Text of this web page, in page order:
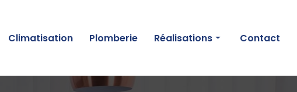
Climatisation Plomberie Réalisations Contact